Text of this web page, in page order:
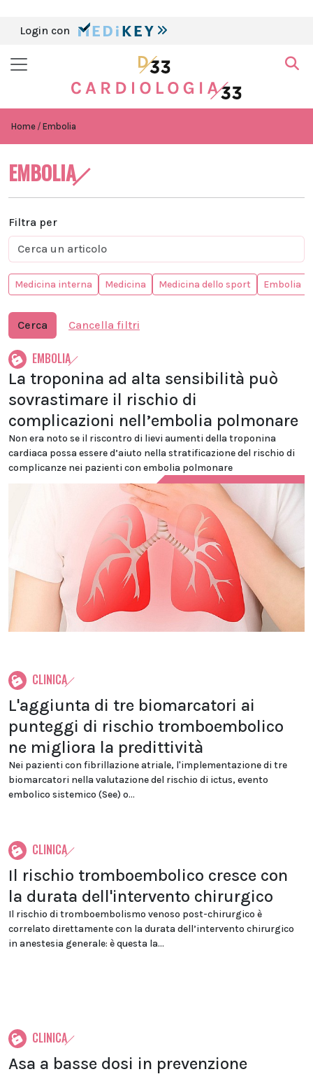
Login con
Home Embolia
EMBOLIA
Filtra per
Medicina interna Medicina Medicina dello sport Embolia
Cerca Cancella filtri
EMBOLIA
La troponina ad alta sensibilità può
sovrastimare il rischio di
complicazioni nell’embolia polmonare
Non era noto se il riscontro di lievi aumenti della troponina
cardiaca possa essere d’aiuto nella stratificazione del rischio di
complicanze nei pazienti con embolia polmonare
CLINICA
L'aggiunta di tre biomarcatori ai
punteggi di rischio tromboembolico
ne migliora la predittività
Nei pazienti con fibrillazione atriale, l'implementazione di tre
biomarcatori nella valutazione del rischio di ictus, evento
embolico sistemico (See) o...
CLINICA
Il rischio tromboembolico cresce con
la durata dell'intervento chirurgico
Il rischio di tromboembolismo venoso post-chirurgico è
correlato direttamente con la durata dell’intervento chirurgico
in anestesia generale: è questa la...
CLINICA
Asa a basse dosi in prevenzione